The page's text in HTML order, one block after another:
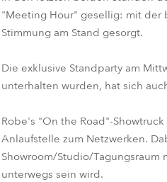
"Meeting Hour" gesellig: mit der
Stimmung am Stand gesorgt.
Die exklusive Standparty am
unterhalten wurden, hat sich
Robe's "On the Road"-
Anlaufstelle zum Netzwerken.
Showroom/Studio/Tagungsraum
unterwegs sein wird.